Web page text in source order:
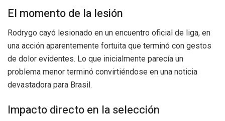
El momento de la lesión
Rodrygo cayó lesionado en un encuentro oficial de liga, en
una acción aparentemente fortuita que terminó con gestos
de dolor evidentes. Lo que inicialmente parecía un
problema menor terminó convirtiéndose en una noticia
devastadora para Brasil.
Impacto directo en la selección